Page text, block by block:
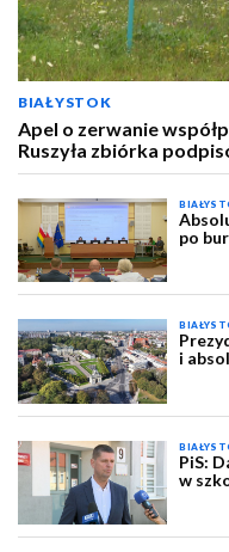
BIAŁYSTOK
Apel o zerwanie
Ruszyła zbiórka
po
i
PiS:
w